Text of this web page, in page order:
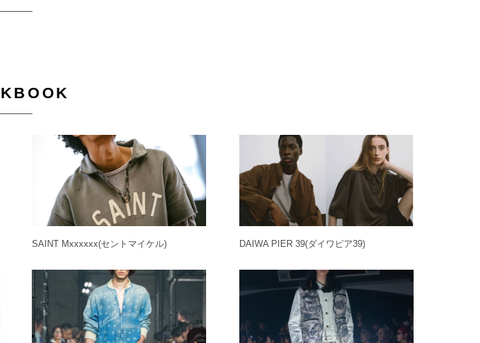
SAINT Mxxxxxx(セントマイケル) DAIWA PIER 39(ダイワピア39)